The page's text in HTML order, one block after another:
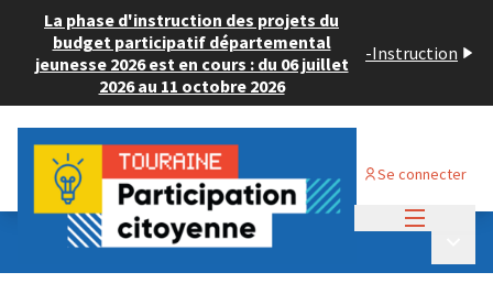
La phase d'instruction des projets du
budget participatif départemental
jeunesse 2026 est en cours : du 06 juillet
2026 au 11 octobre 2026
-Instruction
Se connecter
Budget Participatif JEUNESSE 2024
💡 Consulter les projets déposés